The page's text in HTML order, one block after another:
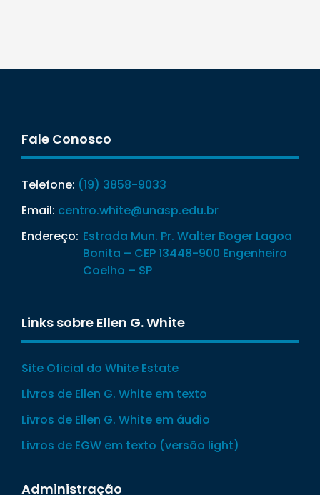
Fale Conosco
Telefone: (19) 3858-9033
Email: centro.white@unasp.edu.br
Endereço: Estrada Mun. Pr. Walter Boger Lagoa
Bonita – CEP 13448-900 Engenheiro
Coelho – SP
Links sobre Ellen G. White
Site Oficial do White Estate
Livros de Ellen G. White em texto
Livros de Ellen G. White em áudio
Livros de EGW em texto (versão light)
Administração